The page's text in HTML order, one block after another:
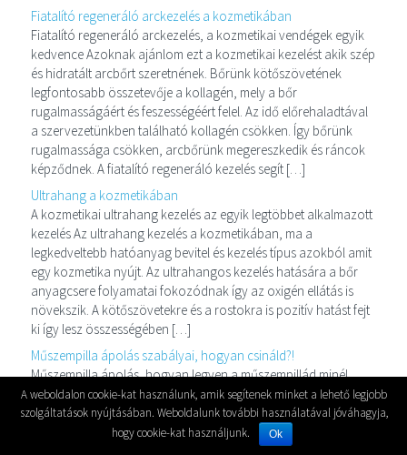
Fiatalító regeneráló arckezelés a kozmetikában
Fiatalító regeneráló arckezelés, a kozmetikai vendégek egyik
kedvence Azoknak ajánlom ezt a kozmetikai kezelést akik szép
és hidratált arcbőrt szeretnének. Bőrünk kötőszövetének
legfontosabb összetevője a kollagén, mely a bőr
rugalmasságáért és feszességéért felel. Az idő előrehaladtával
a szervezetünkben található kollagén csökken. Így bőrünk
rugalmassága csökken, arcbőrünk megereszkedik és ráncok
képződnek. A fiatalító regeneráló kezelés segít […]
Ultrahang a kozmetikában
A kozmetikai ultrahang kezelés az egyik legtöbbet alkalmazott
kezelés Az ultrahang kezelés a kozmetikában, ma a
legkedveltebb hatóanyag bevitel és kezelés típus azokból amit
egy kozmetika nyújt. Az ultrahangos kezelés hatására a bőr
anyagcsere folyamatai fokozódnak így az oxigén ellátás is
növekszik. A kötőszövetekre és a rostokra is pozitív hatást fejt
ki így lesz összességében […]
Műszempilla ápolás szabályai, hogyan csináld?!
Műszempilla ápolás, hogyan legyen a műszempillád minél
tartósabb A műszempilla ápolása és óvása az amiről sokan
megfeledkeznek, mikor műszempillát kezdenek el viselni. A
műszempillára ugyanis valóban figyelni kell. Egy kis törődéssel
és odafigyeléssel a szempillád sokkal tovább tartós és szép
A weboldalon cookie-kat használunk, amik segítenek minket a lehető legjobb
szolgáltatások nyújtásában. Weboldalunk további használatával jóváhagyja,
hogy cookie-kat használjunk.
Ok